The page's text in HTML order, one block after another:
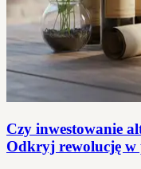
Czy inwestowanie
Odkryj rewolucję w